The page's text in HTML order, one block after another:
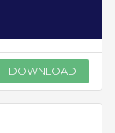
DOWNLOAD